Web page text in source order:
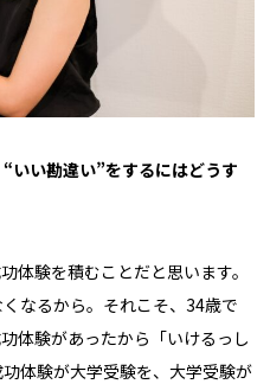
“いい勘違い”をするにはどうす
体験を積むことだと思います。
なるから。それこそ、34歳で
体験があったから「いけるっし
体験が大学受験を、大学受験が